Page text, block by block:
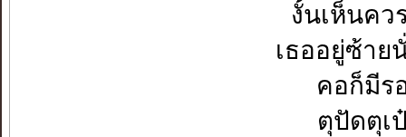
งั้นเห็นคว
เธออยู่ซ้าย
คอก็มีร
ตุปัดตุเ